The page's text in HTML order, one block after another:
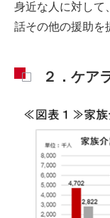
身近な人に対して
話その他の援助を
２．ケア